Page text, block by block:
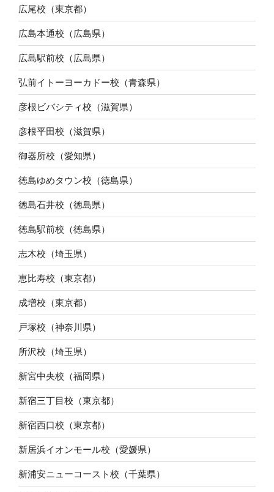
広尾校（東京都）
広島本通校（広島県）
広島駅前校（広島県）
弘前イトーヨーカドー校（青森県）
彦根ビバシティ校（滋賀県）
彦根平田校（滋賀県）
御器所校（愛知県）
徳島ゆめタウン校（徳島県）
徳島石井校（徳島県）
徳島駅前校（徳島県）
志木校（埼玉県）
恵比寿校（東京都）
成増校（東京都）
戸塚校（神奈川県）
所沢校（埼玉県）
新宮中央校（福岡県）
新宿三丁目校（東京都）
新宿西口校（東京都）
新居浜イオンモール校（愛媛県）
新浦安ニューコースト校（千葉県）